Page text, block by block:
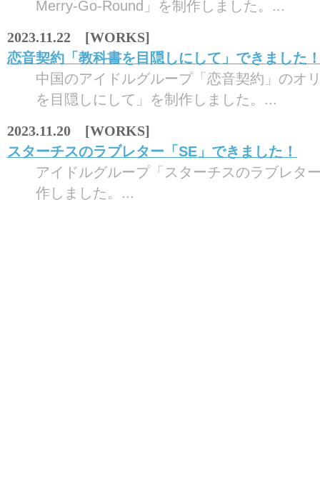
Merry-Go-Round」を制作しました。...
2023.11.22 [WORKS]
恋音契約「教科書を目隠しにして」できました
中国のアイドルグループ「恋音契約」のオ
を目隠しにして」を制作しました。...
2023.11.20 [WORKS]
スターチスのラブレター「SE」できました！
アイドルグループ「スターチスのラブレタ
作しました。...